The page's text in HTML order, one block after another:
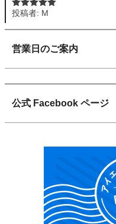
5段階中 5の
投稿者: M
営業日のご案内
公式 Facebook ページ